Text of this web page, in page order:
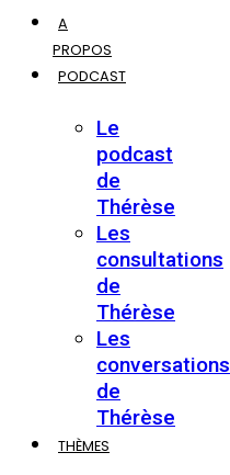
A
PROPOS
PODCAST
Le
podcast
de
Thérèse
Les
consultations
de
Thérèse
Les
conversations
de
Thérèse
THÈMES